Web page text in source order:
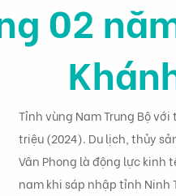
02
Tỉnh vùng Nam Trung Bộ
triệu (2024). Du lịch, thủy
Vân Phong là động lực kinh
nam khi sáp nhập tỉnh Ninh